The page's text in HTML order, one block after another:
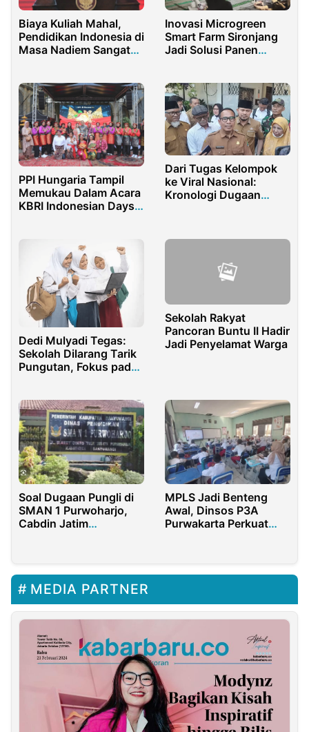
Biaya Kuliah Mahal,
Pendidikan Indonesia di
Masa Nadiem Sangat
Inovasi Microgreen
Smart Farm Sironjang
Jadi Solusi Panen
PPI Hungaria Tampil
Memukau Dalam Acara
KBRI Indonesian Days
Dari Tugas Kelompok
ke Viral Nasional:
Kronologi Dugaan
Dedi Mulyadi Tegas:
Sekolah Dilarang Tarik
Pungutan, Fokus pada
Sekolah Rakyat
Pancoran Buntu II Hadir
Jadi Penyelamat Warga
Soal Dugaan Pungli di
SMAN 1 Purwoharjo,
Cabdin Jatim
MPLS Jadi Benteng
Awal, Dinsos P3A
Purwakarta Perkuat
MEDIA PARTNER